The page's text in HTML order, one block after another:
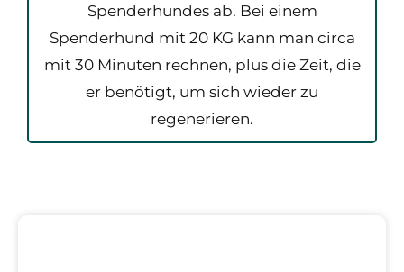
Spenderhundes ab. Bei einem
Spenderhund mit 20 KG kann man circa
mit 30 Minuten rechnen, plus die Zeit, die
er benötigt, um sich wieder zu
regenerieren.